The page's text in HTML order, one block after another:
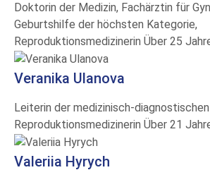
Doktorin der Medizin, Fachärztin für
Geburtshilfe der höchsten Kategorie,
Reproduktionsmedizinerin Über 25
Veranika Ulanova
Leiterin der medizinisch-
Reproduktionsmedizinerin Über 21
Valeriia Hyrych